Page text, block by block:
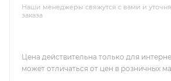
Наши менеджеры свяжутся с вами и
заказа
Цена действительна только для
может отличаться от цен в розничных